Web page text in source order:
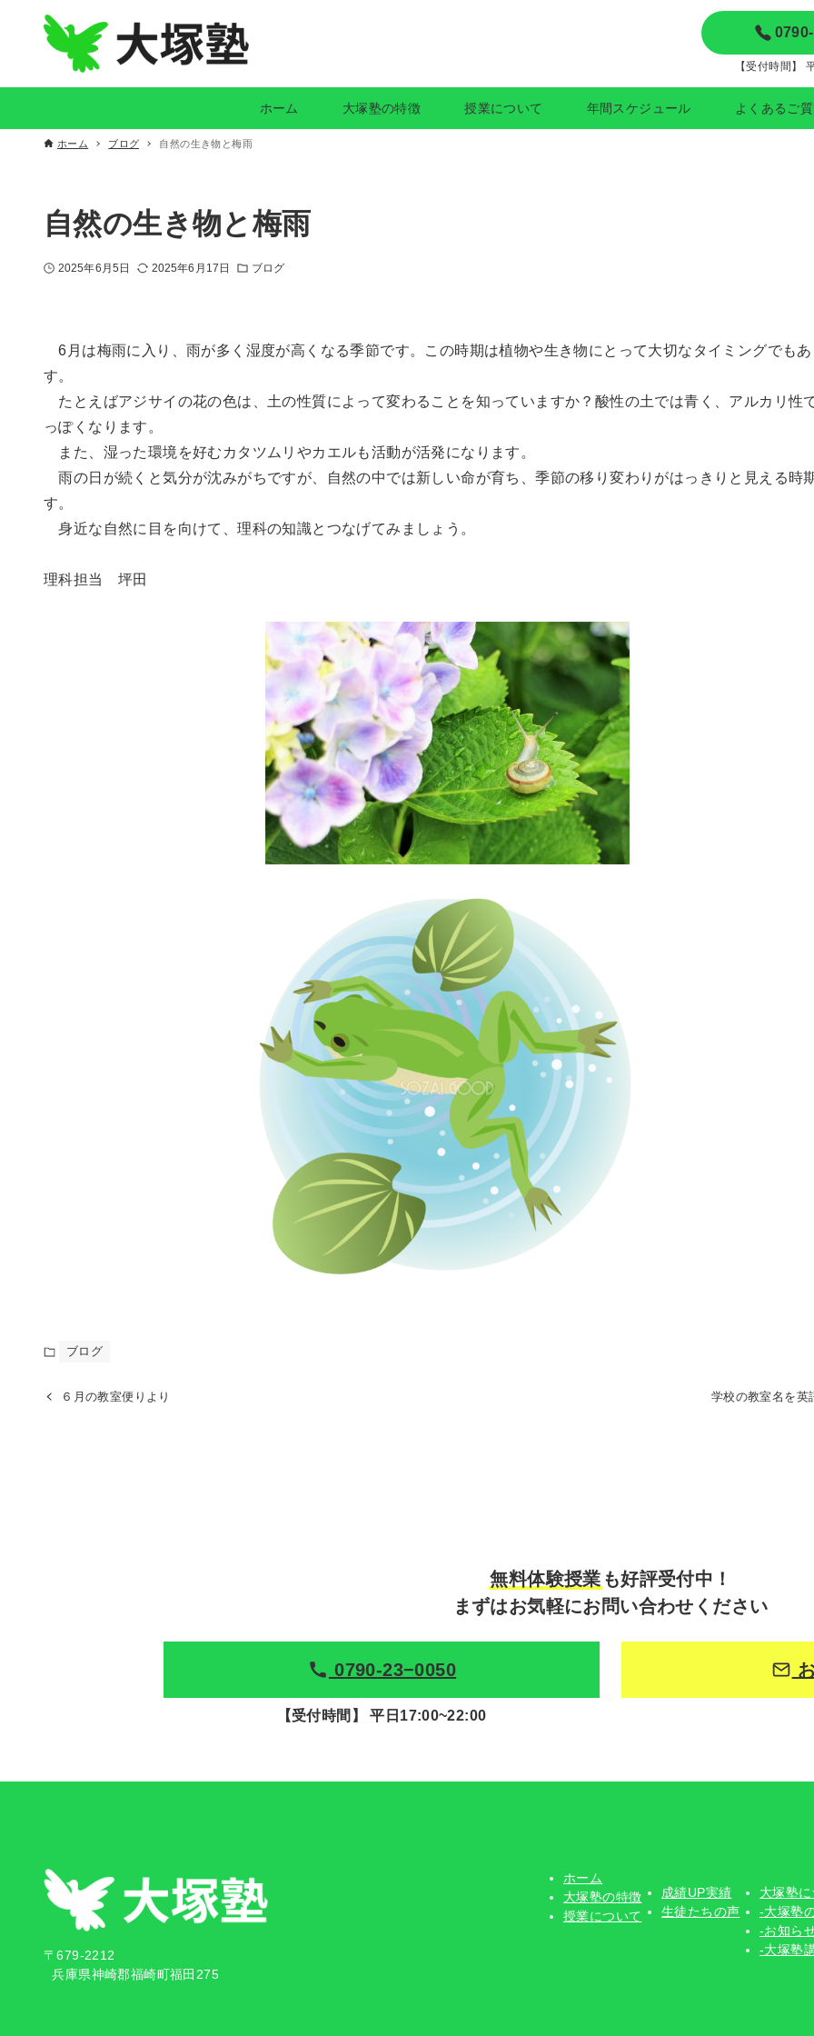
【受付時間】
ホーム 大塚塾の特徴 授業について 年間スケジュール よくあるご
ホーム ブログ 自然の生き物と梅雨
自然の生き物と梅雨
2025年6月5日 2025年6月17日 ブログ
6月は梅雨に入り、雨が多く湿度が高くなる季節です。この時期は植物や生き物にとって大切なタイミングでも
す。
たとえばアジサイの花の色は、土の性質によって変わることを知っていますか？酸性の土では青く、アルカリ性
っぽくなります。
また、湿った環境を好むカタツムリやカエルも活動が活発になります。
雨の日が続くと気分が沈みがちですが、自然の中では新しい命が育ち、季節の移り変わりがはっきりと見える時
す。
身近な自然に目を向けて、理科の知識とつなげてみましょう。
理科担当 坪田
ブログ
６月の教室便りより 学校の教室名を英
無料体験授業 も好評受付中！
まずはお気軽にお問い合わせください
0790-23−0050
【受付時間】 平日17:00~22:00
〒679-2212
兵庫県神崎郡福崎町福田275
ホーム
大塚塾の特徴
授業について
成績UP実績
生徒たちの声
大塚塾
-大塚塾
-お知ら
-大塚塾